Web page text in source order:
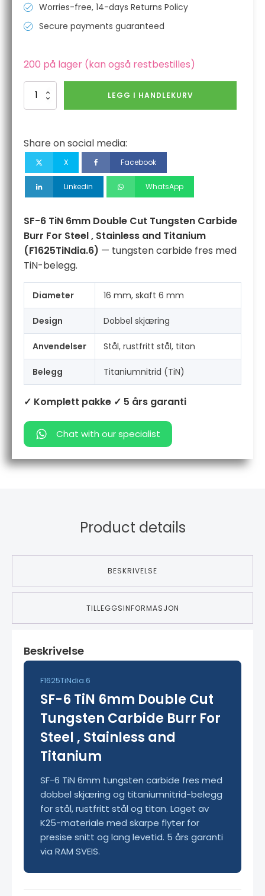
Worries-free, 14-days Returns Policy
Secure payments guaranteed
200 på lager (kan også restbestilles)
SF-
Cut
Tungsten
Burr
Stainless
and
Titanium
antall
LEGG I HANDLEKURV
Share on social media:
X Facebook
Linkedin WhatsApp
SF-6 TiN 6mm Double Cut Tungsten Carbide
Burr For Steel , Stainless and Titanium
(F1625TiNdia.6) — tungsten carbide fres med
TiN-belegg.
Diameter 16 mm, skaft 6 mm
Design Dobbel skjæring
Anvendelser Stål, rustfritt stål, titan
Belegg Titaniumnitrid (TiN)
✓ Komplett pakke ✓ 5 års garanti
Chat with our specialist
Product details
BESKRIVELSE
TILLEGGSINFORMASJON
Beskrivelse
F1625TiNdia.6
SF-6 TiN 6mm Double Cut
Tungsten Carbide Burr For
Steel , Stainless and
Titanium
SF-6 TiN 6mm tungsten carbide fres med
dobbel skjæring og titaniumnitrid-belegg
for stål, rustfritt stål og titan. Laget av
K25-materiale med skarpe flyter for
presise snitt og lang levetid. 5 års garanti
via RAM SVEIS.